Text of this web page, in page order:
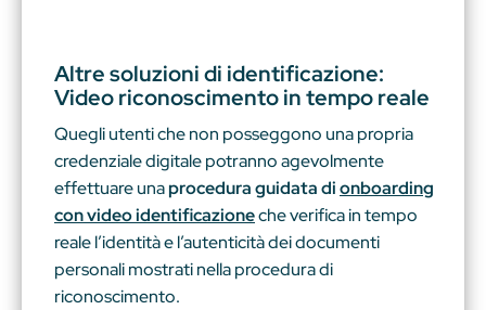
Altre soluzioni di identificazione:
Video riconoscimento in tempo reale
Quegli utenti che non posseggono una propria
credenziale digitale potranno agevolmente
effettuare unaprocedura guidata dionboarding
con video identificazioneche verifica in tempo
reale l’identità e l’autenticità dei documenti
personali mostrati nella procedura di
riconoscimento.